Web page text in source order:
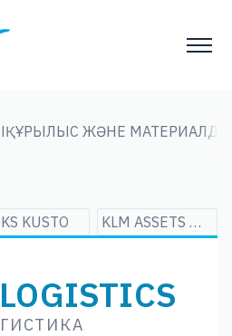
ҚҰРЫЛЫС ЖӘНЕ
KUSTO KLM ASSETS MANAGEMENT